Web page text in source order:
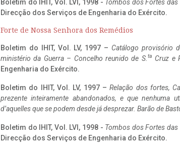
Boletim do IHIT, Vol. LVI, 1998 - Tombos dos Fortes das
Direcção dos Serviços de Engenharia do Exército.
Forte de Nossa Senhora dos Remédios
Boletim do IHIT, Vol. LV, 1997 – Catálogo provisório
ministério da Guerra – Concelho reunido de S. ta Cruz e
Engenharia do Exército.
Boletim do IHIT, Vol. LV, 1997 –Relação dos fortes,
prezente inteiramente abandonados, e que nenhuma
d’aquelles que se podem desde já desprezar. Barão de
Boletim do IHIT, Vol. LVI, 1998 - Tombos dos Fortes das
Direcção dos Serviços de Engenharia do Exército.